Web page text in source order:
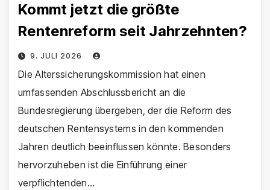
Kommt jetzt die größte
Rentenreform seit Jahrzehnten?
9. JULI 2026
Die Alterssicherungskommission hat einen
umfassenden Abschlussbericht an die
Bundesregierung übergeben, der die Reform des
deutschen Rentensystems in den kommenden
Jahren deutlich beeinflussen könnte. Besonders
hervorzuheben ist die Einführung einer
verpflichtenden…